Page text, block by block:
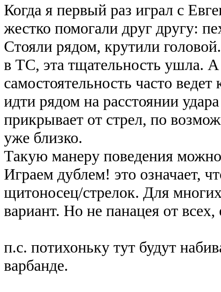
Когда я первый раз играл с
жестко помогали друг другу:
Стояли рядом, крутили
в ТС, эта тщательность ушла.
самостоятельность часто
идти рядом на расстоянии
прикрывает от стрел, по
уже близко.
Такую манеру поведения
Играем дублем! это означает,
щитоносец/стрелок. Для
вариант. Но не панацея от всех,
п.с. потихоньку тут будут
варбанде.